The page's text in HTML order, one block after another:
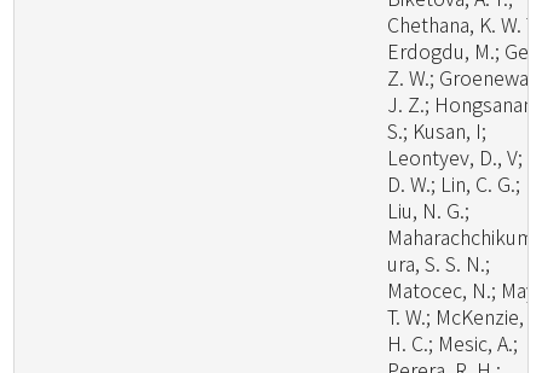
Chethana, K. W.
Erdogdu, M.; Ge,
Z. W.;
J. Z.; Hongsanan,
S.; Kusan, I;
Leontyev, D., V;
D. W.; Lin, C. G.;
Liu, N. G.;
ura, S. S. N.;
Matocec, N.; May,
T. W.; McKenzie,
H. C.; Mesic, A.;